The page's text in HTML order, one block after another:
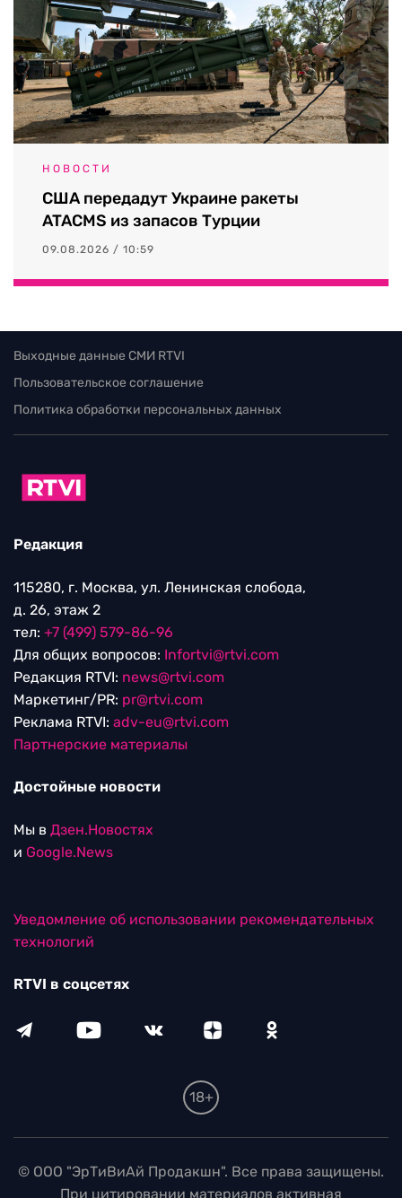
НОВОСТИ
США передадут Украине ракеты
ATACMS из запасов Турции
09.08.2026 / 10:59
Выходные данные СМИ RTVI
Пользовательское соглашение
Политика обработки персональных данных
Редакция
115280, г. Москва, ул. Ленинская слобода,
д. 26, этаж 2
тел: +7 (499) 579-86-96
Для общих вопросов: Infortvi@rtvi.com
Редакция RTVI: news@rtvi.com
Маркетинг/PR: pr@rtvi.com
Реклама RTVI: adv-eu@rtvi.com
Партнерские материалы
Достойные новости
Мы в Дзен.Новостях
и Google.News
Уведомление об использовании рекомендательных
технологий
RTVI в соцсетях
18+
© ООО "ЭрТиВиАй Продакшн". Все права защищены.
При цитировании материалов активная